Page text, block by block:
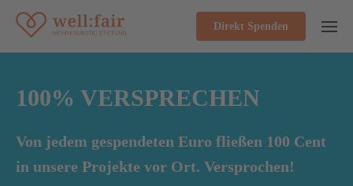
Direkt Spenden
100% VERSPRECHEN
Von jedem gespendeten Euro fließen 100 Cent
in unsere Projekte vor Ort. Versprochen!